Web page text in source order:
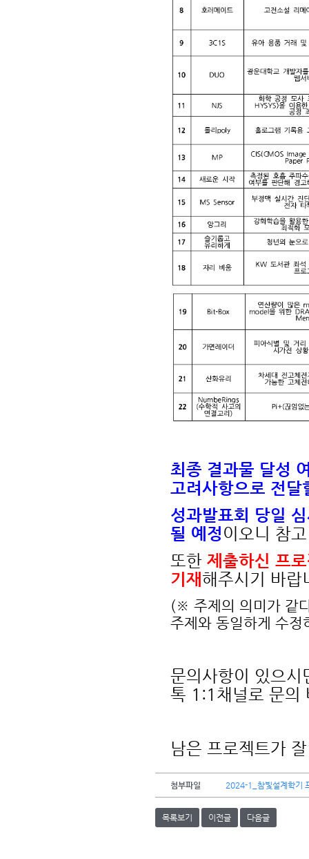
최종 결과물 달성
고려사항으로 전달
성과발표회 당일
될 예정이오니 참
또한 제출하신 프
기재 해주시기 바랍
(※ 주제의 의미가 같
주제와 동일하게 수
문의사항이 있으
톡 1:1채널로 문의
남은 프로젝트가
첨부파일 2024-1_참빛설계학기
목록보기 이전글 다음글